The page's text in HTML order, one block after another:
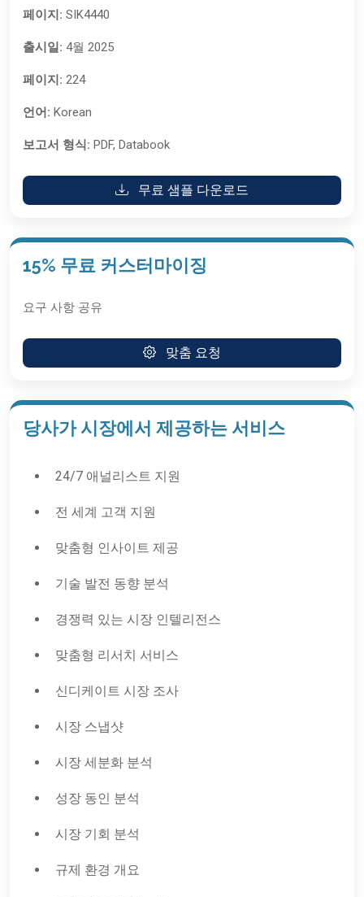
페이지: SIK4440
출시일: 4월 2025
페이지: 224
언어: Korean
보고서 형식: PDF, Databook
무료 샘플 다운로드
15% 무료 커스터마이징
요구 사항 공유
맞춤 요청
당사가 시장에서 제공하는 서비스
24/7 애널리스트 지원
전 세계 고객 지원
맞춤형 인사이트 제공
기술 발전 동향 분석
경쟁력 있는 시장 인텔리전스
맞춤형 리서치 서비스
신디케이트 시장 조사
시장 스냅샷
시장 세분화 분석
성장 동인 분석
시장 기회 분석
규제 환경 개요